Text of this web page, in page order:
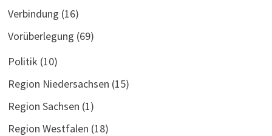
Verbindung (16)
Vorüberlegung (69)
Politik (10)
Region Niedersachsen (15)
Region Sachsen (1)
Region Westfalen (18)